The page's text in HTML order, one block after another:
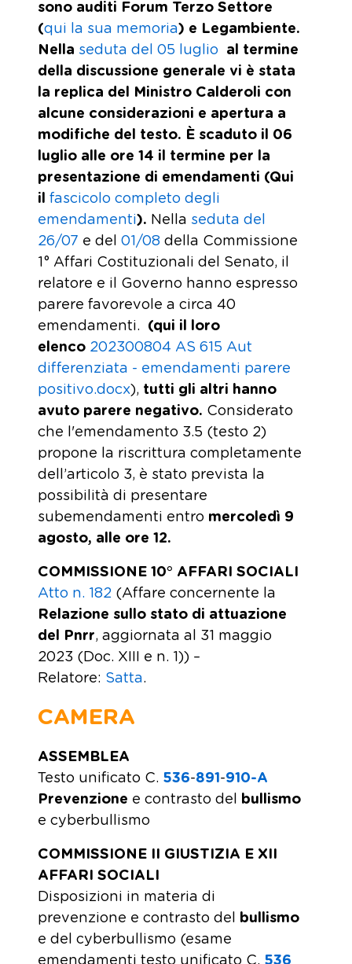
sono auditi Forum Terzo Settore
(qui la sua memoria) e Legambiente.
Nella seduta del 05 luglio al termine
della discussione generale vi è stata
la replica del Ministro Calderoli con
alcune considerazioni e apertura a
modifiche del testo. È scaduto il 06
luglio alle ore 14 il termine per la
presentazione di emendamenti (Qui
il fascicolo completo degli
emendamenti). Nella seduta del
26/07 e del 01/08 della Commissione
1° Affari Costituzionali del Senato, il
relatore e il Governo hanno espresso
parere favorevole a circa 40
emendamenti.
(qui il loro
elenco 202300804 AS 615 Aut
differenziata - emendamenti parere
positivo.docx), tutti gli altri hanno
avuto parere negativo. Considerato
che l'emendamento 3.5 (testo 2)
propone la riscrittura completamente
dell’articolo 3, è stato prevista la
possibilità di presentare
subemendamenti entro mercoledì 9
agosto, alle ore 12.
COMMISSIONE 10° AFFARI SOCIALI
Atto n. 182 (Affare concernente la
Relazione sullo stato di attuazione
del Pnrr, aggiornata al 31 maggio
2023 (Doc. XIII e n. 1)) –
Relatore: Satta.
CAMERA
ASSEMBLEA
Testo unificato C. 536​-891​-910-A
Prevenzione e contrasto del bullismo
e cyberbullismo
COMMISSIONE II GIUSTIZIA E XII
AFFARI SOCIALI
Disposizioni in materia di
prevenzione e contrasto del bullismo
e del cyberbullismo (esame